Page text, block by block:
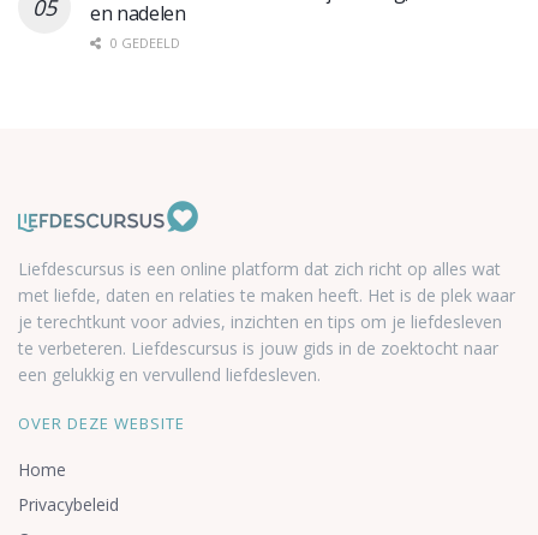
en nadelen
0 GEDEELD
Liefdescursus is een online platform dat zich richt op alles wat
met liefde, daten en relaties te maken heeft. Het is de plek waar
je terechtkunt voor advies, inzichten en tips om je liefdesleven
te verbeteren. Liefdescursus is jouw gids in de zoektocht naar
een gelukkig en vervullend liefdesleven.
OVER DEZE WEBSITE
Home
Privacybeleid